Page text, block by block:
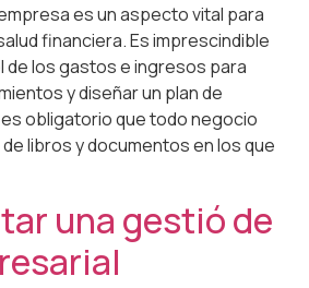
es un aspecto vital para
financiera. Es imprescindible
los gastos e ingresos para
y diseñar un plan de
obligatorio que todo negocio
libros y documentos en los que
una gestió de